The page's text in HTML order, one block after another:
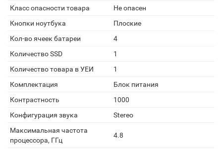
Класс опасности товара
Не опасен
Кнопки ноутбука
Плоские
Кол-во ячеек батареи
4
Количество SSD
1
Количество товара в УЕИ
1
Комплектация
Блок питания
Контрастность
1000
Конфигурация звука
Stereo
Максимальная частота
процессора, ГГц
4.8